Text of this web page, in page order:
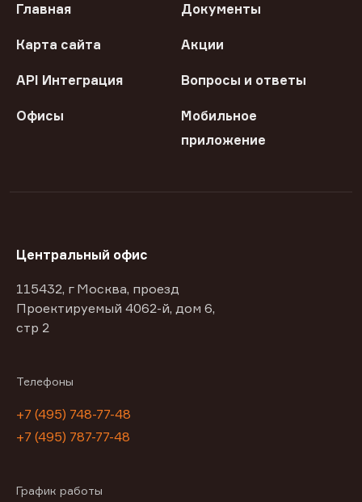
Главная Документы
Карта сайта Акции
API Интеграция Вопросы и ответы
Офисы
Мобильное
приложение
Центральный офис
115432, г Москва, проезд
Проектируемый 4062-й, дом 6,
стр 2
Телефоны
+7 (495) 748-77-48
+7 (495) 787-77-48
График работы